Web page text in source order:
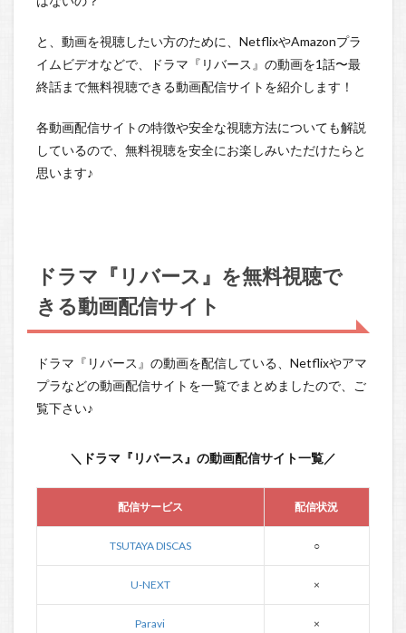
と、動画を視聴したい方のために、NetflixやAmazonプラ
イムビデオなどで、ドラマ『リバース』の動画を1話〜最
終話まで無料視聴できる動画配信サイトを紹介します！
各動画配信サイトの特徴や安全な視聴方法についても解説
しているので、 無料視聴を安全にお楽しみいただけたらと
思います♪
ドラマ『リバース』を無料視聴で
きる動画配信サイト
ドラマ『リバース』の動画を配信している、Netflixやアマ
プラなどの動画配信サイトを一覧でまとめましたので、ご
覧下さい♪
＼ドラマ『リバース』の動画配信サイト一覧／
配信サービス 配信状況
TSUTAYA DISCAS ○
U-NEXT ×
Paravi ×